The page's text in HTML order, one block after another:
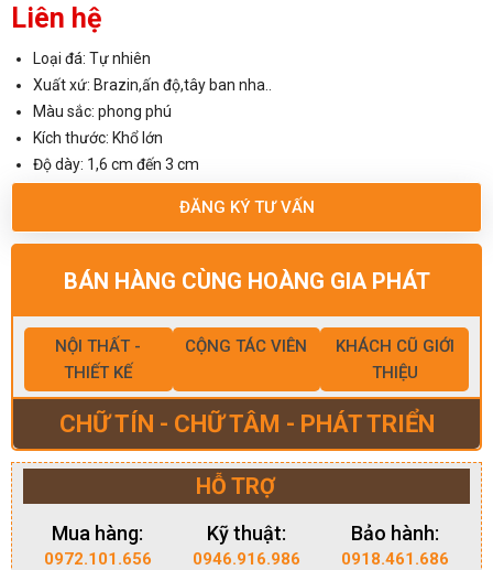
Liên hệ
Loại đá: Tự nhiên
Xuất xứ: Brazin,ấn độ,tây ban nha..
Màu sắc: phong phú
Kích thước: Khổ lớn
Độ dày: 1,6 cm đến 3 cm
ĐĂNG KÝ TƯ VẤN
BÁN HÀNG CÙNG HOÀNG GIA PHÁT
NỘI THẤT -
THIẾT KẾ
CỘNG TÁC VIÊN
KHÁCH CŨ GIỚI
THIỆU
CHỮ TÍN - CHỮ TÂM - PHÁT TRIỂN
HỖ TRỢ
Mua hàng:
0972.101.656
Kỹ thuật:
0946.916.986
Bảo hành:
0918.461.686